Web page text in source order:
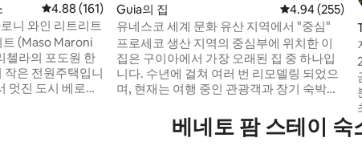
평점 4.88점(5점 만점), 후기 161개
4.88 (161)
니 와인 리트리트
트 (Maso Maroni
첼라의 포도원 한
작은 전원주택입니
Guia의 집 평점 4.94점(5
4.94 (255)
유네스코 세계 문화 유산 지역에서 "중심"
프로세코 생산 지역의 중심부에 위치한 이
집은 구이아에서 가장 오래된 집 중 하나입
니다. 수년에 걸쳐 여러 번 리모델링 되었으
며, 현재는 여행 중인 관광객과 장기 숙박을
지역: 베네치아(56km), 트레비소(31km), 바
사노 델 그라파(30km), 코르티나 담페초
베네토 팜 스테이